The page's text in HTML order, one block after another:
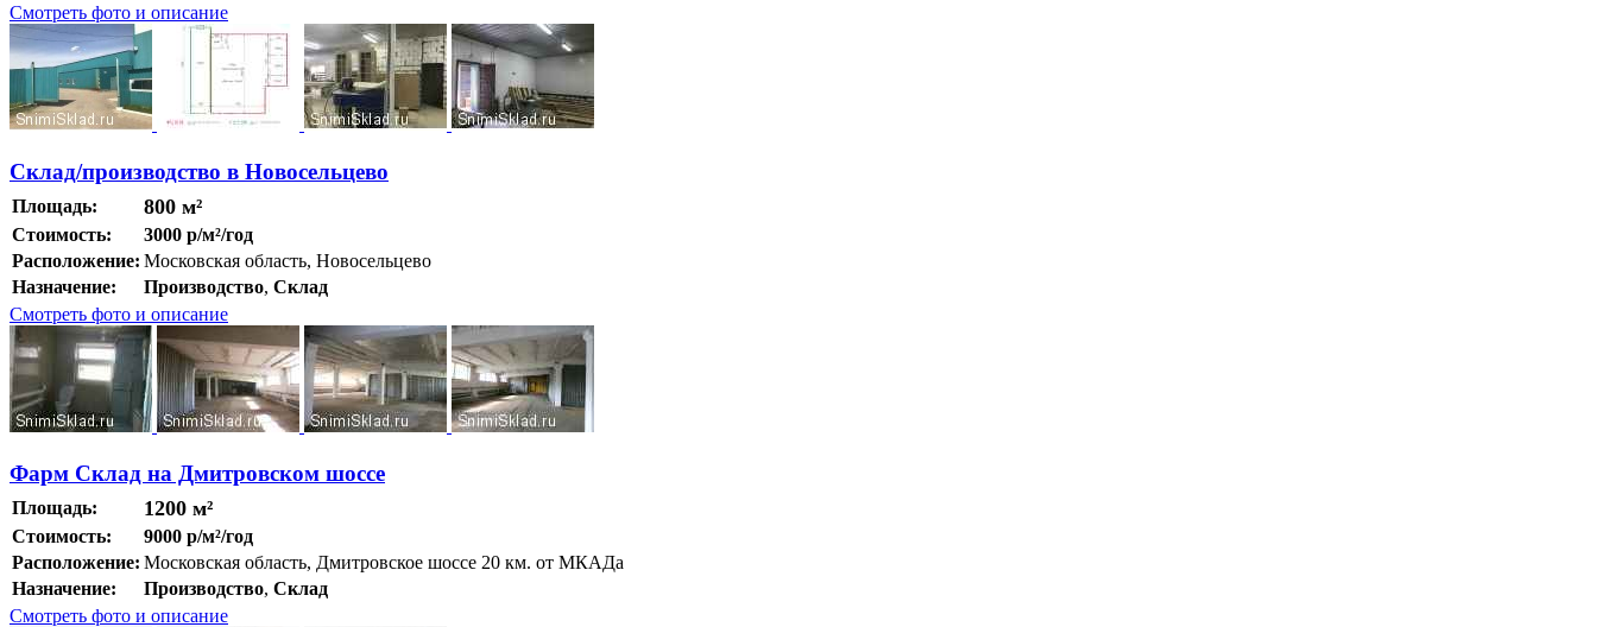
Смотреть фото и описание
Склад/производство в Новосельцево
Площадь: 800 м²
Стоимость:
3000 р/м²/год
Расположение: Московская область, Новосельцево
Назначение:
Производство, Склад
Смотреть фото и описание
Фарм Склад на Дмитровском шоссе
Площадь: 1200 м²
Стоимость:
9000 р/м²/год
Расположение: Московская область, Дмитровское шоссе 20 км. от МКАДа
Назначение:
Производство, Склад
Смотреть фото и описание